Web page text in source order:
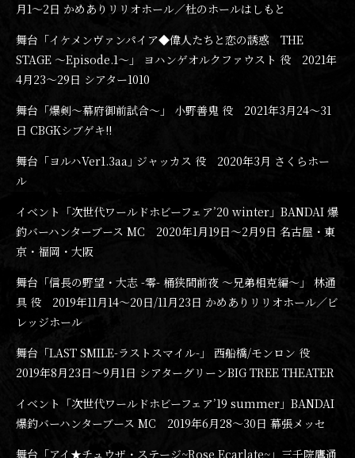
月1〜2日 かめありリリオホール／杜のホールはしもと
舞台「イケメンヴァンパイア◆偉人たちと恋の誘惑 THE
STAGE ～Episode.1～」 ヨハンゲオルクファウスト 役 2021年
4月23〜29日 シアター1010
舞台「爆剣〜幕府御前試合〜」 小野善鬼 役 2021年3月24〜31
日 CBGKシブゲキ!!
舞台「ヨルハVer1.3aa｣ ジャッカス 役 2020年3月 さくらホー
ル
イベント「次世代ワールドホビーフェア’20 winter」BANDAI 爆
釣バーハンターブース MC 2020年1月19日〜2月9日 名古屋・東
京・福岡・大阪
舞台「信長の野望・大志 -零- 桶狭間前夜 ～兄弟相克編～」 林通
具 役 2019年11月14〜20日/11月23日 かめありリリオホール／ビ
レッジホール
舞台「LAST SMILE-ラストスマイル-」 西船橋/モンロン 役
2019年8月23日〜9月1日 シアターグリーンBIG TREE THEATER
イベント「次世代ワールドホビーフェア’19 summer」BANDAI
爆釣バーハンターブース MC 2019年6月28〜30日 幕張メッセ
舞台「アイ★チュウザ・ステージ~Rose Ecarlate~」三千院鷹通